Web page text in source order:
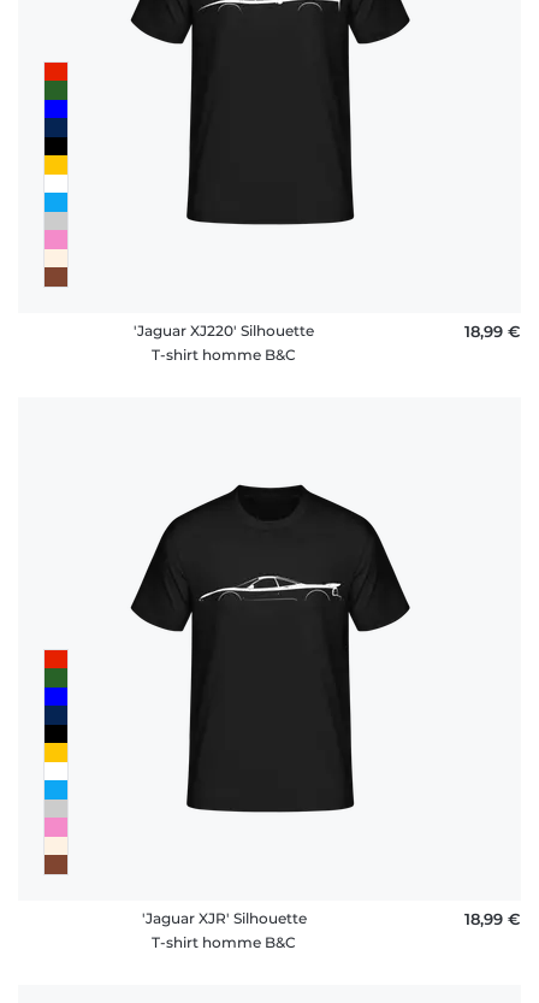
'Jaguar XJ220' Silhouette
T-shirt homme B&C
18,99 €
'Jaguar XJR' Silhouette
T-shirt homme B&C
18,99 €